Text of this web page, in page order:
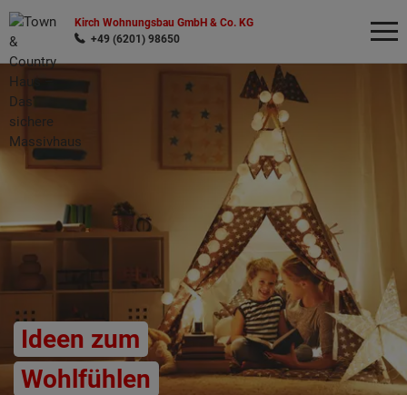
Kirch Wohnungsbau GmbH & Co. KG
+49 (6201) 98650
Ideen zum
Wohlfühlen
Wonach möchten Sie suchen?